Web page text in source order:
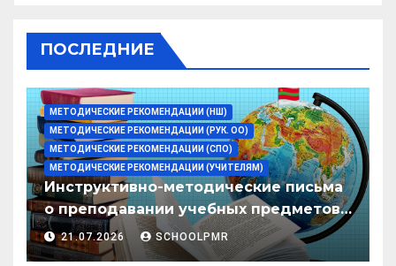
ПОСЛЕДНИЕ
МЕТОДИЧЕСКИЕ РЕКОМЕНДАЦИИ (НШ)
МЕТОДИЧЕСКИЕ РЕКОМЕНДАЦИИ (РУК. ОО)
МЕТОДИЧЕСКИЕ РЕКОМЕНДАЦИИ (СПО)
МЕТОДИЧЕСКИЕ РЕКОМЕНДАЦИИ (УЧИТЕЛЯМ)
Инструктивно-методические письма
о преподавании учебных предметов/
дисциплин в организациях
образования ПМР на 2026/27 уч. год
21.07.2026 SCHOOLPMR